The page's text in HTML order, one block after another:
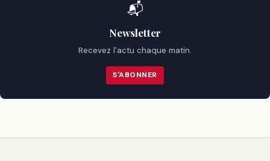
📬
Newsletter
Recevez l'actu chaque matin.
S'ABONNER